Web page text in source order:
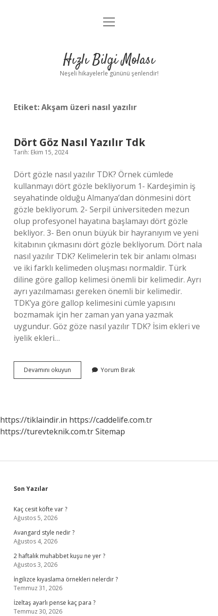
Anasayfa
Yasal Uyarı
menüyü
Hızlı Bilgi Molası
Neşeli hikayelerle gününü şenlendir!
Etiket:Akşam üzeri nasıl yazılır
Dört Göz Nasıl Yazılır Tdk
Tarih: Ekim 15, 2024
Dört gözle nasıl yazılır TDK? Örnek cümlede
kullanmayı dört gözle bekliyorum 1- Kardeşimin iş
seyahatinde olduğu Almanya’dan dönmesini dört
gözle bekliyorum. 2- Serpil üniversiteden mezun
olup profesyonel hayatına başlamayı dört gözle
bekliyor. 3- Ben onun büyük bir hayranıyım ve yeni
kitabının çıkmasını dört gözle bekliyorum. Dört nala
nasıl yazılır TDK? Kelimelerin tek bir anlamı olması
ve iki farklı kelimeden oluşması normaldir. Türk
diline göre gallop kelimesi önemli bir kelimedir. Ayrı
ayrı yazılmaması gereken önemli bir kelimedir.
TDK’ya göre gallop kelimesini cümle yapısını
bozmamak için her zaman yan yana yazmak
uygundur. Göz göze nasıl yazılır TDK? İsim ekleri ve
iyelik ekleri…
Devamını okuyun
Göz
Yorum Bırak
https://tiklaindir.in https://caddelife.com.tr
https://turevteknik.com.trSitemap
Sidebar
Son Yazılar
Kaç cesit köfte var ?
Ağustos 5, 2026
Avangard style nedir ?
Ağustos 4, 2026
2 haftalık muhabbet kuşu ne yer ?
Ağustos 3, 2026
İngilizce kıyaslama örnekleri nelerdir ?
Temmuz 31, 2026
İzeltaş ayarlı pense kaç para ?
Temmuz 30, 2026